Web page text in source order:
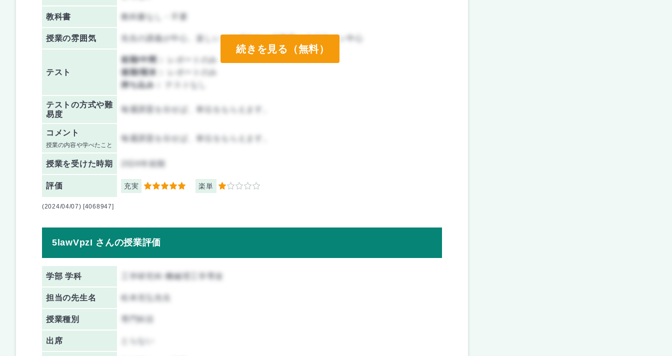
教科書 教科書なし・不要
授業の雰囲気 先生の講義が中心、楽しい、にぎやか、大教室、オフライン中心
テスト
前期/中間：
レポートのみ
後期/期末：
レポートのみ
持ち込み：
テストの方式や難
易度
毎週課題を出せば、単位をもらえます。
コメント
授業の内容や学べたこと
毎週課題を出せば、単位をもらえます。
授業を受けた時期
評価 充実 5 楽単 1
続きを見る（無料）
(2024/04/07) [4068947]
5lawVpzI さんの授業評価
学部 学科 工学研究科 機械理工学専攻
担当の先生名
授業種別 専門科目
出席